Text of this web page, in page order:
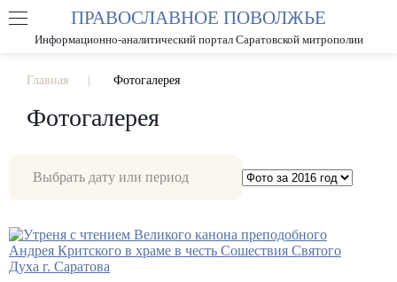
РАЗМЕР ШРИФТА А А
ПРАВОСЛАВНОЕ ПОВОЛЖЬЕ
Информационно-аналитический портал Саратовской митрополии
Главная Фотогалерея
Фотогалерея